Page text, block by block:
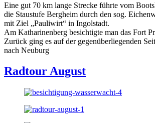
Eine gut 70 km lange Strecke führte vom
die Staustufe Bergheim durch den sog.
mit Ziel „Pauliwirt“ in Ingolstadt.
Am Katharinenberg besichtigte man das Fort
Zurück ging es auf der gegenüberliegenden
nach Neuburg
Radtour August